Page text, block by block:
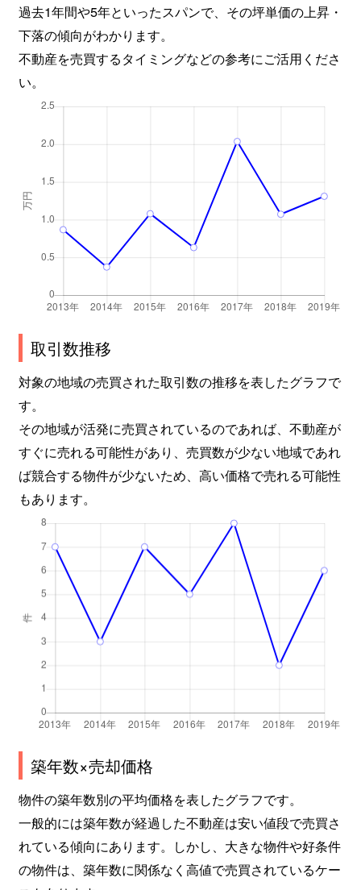
過去1年間や5年といったスパンで、その坪単価の上昇・
下落の傾向がわかります。
不動産を売買するタイミングなどの参考にご活用くださ
い。
取引数推移
対象の地域の売買された取引数の推移を表したグラフで
す。
その地域が活発に売買されているのであれば、不動産が
すぐに売れる可能性があり、売買数が少ない地域であれ
ば競合する物件が少ないため、高い価格で売れる可能性
もあります。
築年数×売却価格
物件の築年数別の平均価格を表したグラフです。
一般的には築年数が経過した不動産は安い値段で売買さ
れている傾向にあります。しかし、大きな物件や好条件
の物件は、築年数に関係なく高値で売買されているケー